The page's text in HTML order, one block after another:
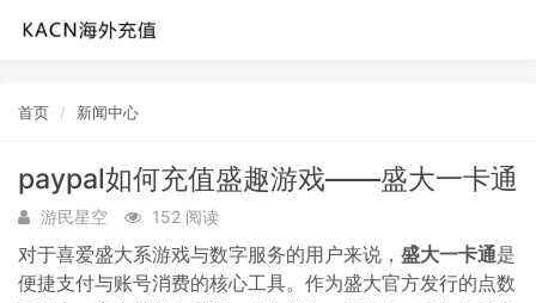
首页 新闻中心
paypal如何充值盛趣游戏——盛大一卡通
游民星空 152 阅读
对于喜爱盛大系游戏与数字服务的用户来说， 盛大一卡通是
便捷支付与账号消费的核心工具。作为盛大官方发行的点数